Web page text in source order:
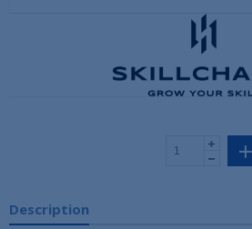
Description